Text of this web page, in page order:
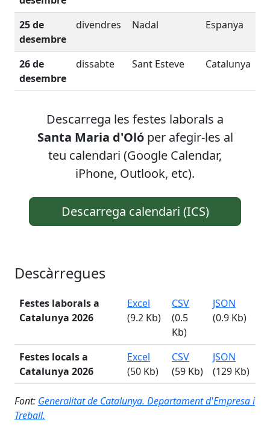
25 de
desembre
divendres Nadal Espanya
26 de
desembre
dissabte Sant Esteve Catalunya
Descarrega les festes laborals a
Santa Maria d'Olóper afegir-les al
teu calendari (Google Calendar,
iPhone, Outlook, etc).
Descarrega calendari (ICS)
Descàrregues
Festes laborals a
Catalunya 2026
Excel
(9.2 Kb)
CSV
(0.5
Kb)
JSON
(0.9 Kb)
Festes locals a
Catalunya 2026
Excel
(50 Kb)
CSV
(59 Kb)
JSON
(129 Kb)
Font: Generalitat de Catalunya. Departament d'Empresa i
Treball.